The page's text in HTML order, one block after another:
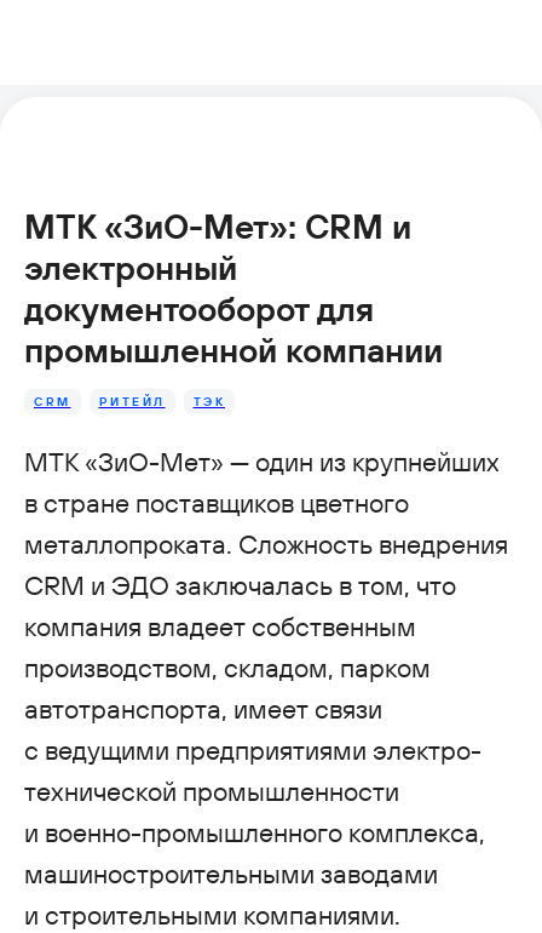
МТК «ЗиО-Мет»: CRM и
электронный
документооборот для
промышленной компании
CRM РИТЕЙЛ ТЭК
МТК «ЗиО-Мет» — один из крупнейших
в стране поставщиков цветного
металлопроката. Сложность внедрения
CRM и ЭДО заключалась в том, что
компания владеет собственным
производством, складом, парком
автотранспорта, имеет связи
с ведущими предприятиями электро-
технической промышленности
и военно-промышленного комплекса,
машиностроительными заводами
и строительными компаниями.